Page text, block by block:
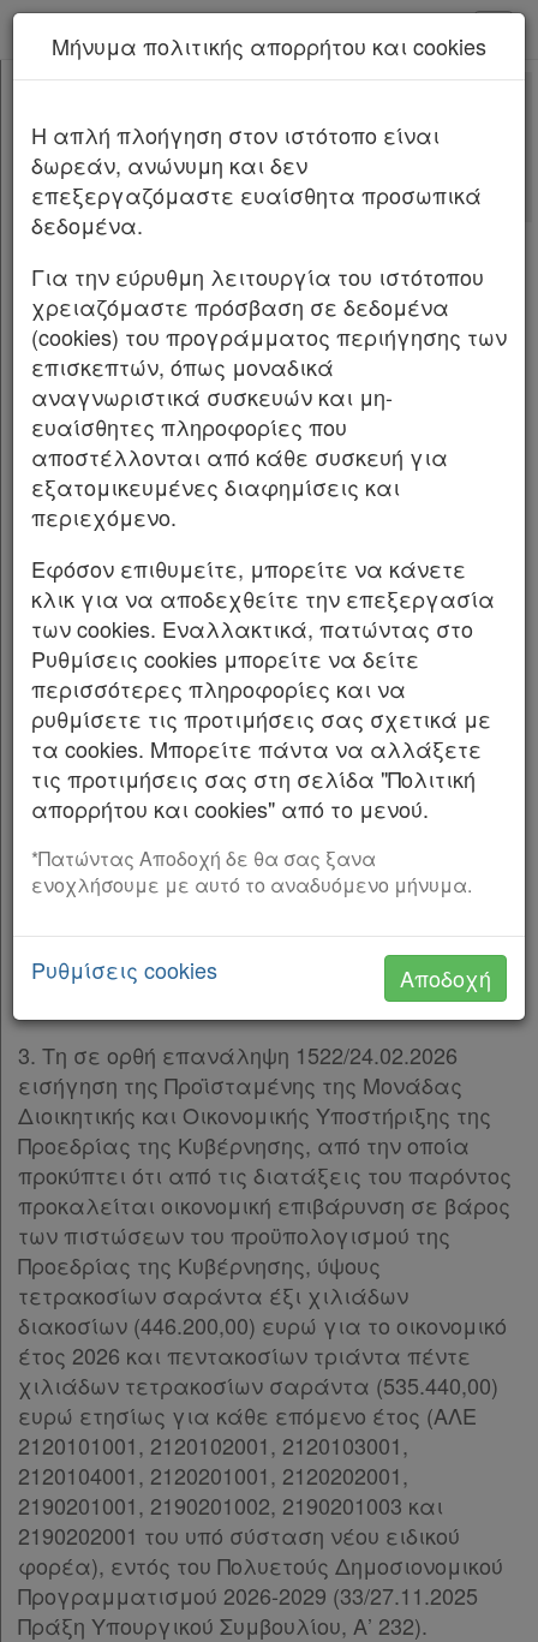
Κεφαλίδα
Σώμα [-]
Άρθρο 1
Άρθρο 2
Άρθρο 4
Άρθρο 5
Υπογραφές
Νέα υπηρεσία Kodiko Assistant.Περισσότερα
Π.Δ. 22/2026
Αλλαγές που επέφερε
ΠΡΟΕΔΡΙΚΟ ΔΙΑΤΑΓΜΑ ΥΠ’ ΑΡΙΘΜ.
63/27.04.2026
Σύσταση Ειδικής Γραμματείας Ορεινών
Περιοχών Τροποποίηση του π.δ. 98/2020
«Οργανισμός της Προεδρίας της Κυβέρνησης»
(Α’ 236).
Ο ΠΡΟΕΔΡΟΣ ΤΗΣ ΕΛΛΗΝΙΚΗΣ ΔΗΜΟΚΡΑΤΙΑΣ
Έχοντας υπόψη: 1. Τις διατάξεις: α) Tων
παρ. 1 έως 3 του άρθρου 20 και της παρ. 7 του
άρθρου 21 του ν. 4622/2019 «Επιτελικό Κράτος:
οργάνωση, λειτουργία και διαφάνεια της
Κυβέρνησης, των κυβερνητικών οργάνων και
της κεντρικής δημόσιας διοίκησης» (Α’ 133),
β) του άρθρου 90 του Κώδικα νομοθεσίας για
την Κυβέρνηση και τα κυβερνητικά όργανα
(π.δ. 63/2005, Α’ 98), το οποίο διατηρήθηκε σε
ισχύ με την περ. 22 του άρθρου 119 του
ν. 4622/2019.
2. Την 102928 ΕΞ 2023/10.07.2023 κοινή
Οικονομικών «Ανάθεση αρμοδιοτήτων στον
Υφυπουργό Οικονομικών, Αθανάσιο Πετραλιά»
3. Τη σε ορθή επανάληψη 1522/24.02.2026
εισήγηση της Προϊσταμένης της Μονάδας
Διοικητικής και Οικονομικής Υποστήριξης της
Προεδρίας της Κυβέρνησης, από την οποία
προκύπτει ότι από τις διατάξεις του παρόντος
προκαλείται οικονομική επιβάρυνση σε βάρος
των πιστώσεων του προϋπολογισμού της
Προεδρίας της Κυβέρνησης, ύψους
τετρακοσίων σαράντα έξι χιλιάδων
διακοσίων (446.200,00) ευρώ για το οικονομικό
έτος 2026 και πεντακοσίων τριάντα πέντε
χιλιάδων τετρακοσίων σαράντα (535.440,00)
ευρώ ετησίως για κάθε επόμενο έτος (ΑΛΕ
2120101001, 2120102001, 2120103001,
2120104001, 2120201001, 2120202001,
2190201001, 2190201002, 2190201003 και
2190202001 του υπό σύσταση νέου ειδικού
φορέα), εντός του Πολυετούς Δημοσιονομικού
Προγραμματισμού 2026-2029 (33/27.11.2025
Πράξη Υπουργικού Συμβουλίου, Α’ 232).
Μήνυμα πολιτικής απορρήτου και cookies
H απλή πλοήγηση στον ιστότοπο είναι
δωρεάν, ανώνυμη και δεν
επεξεργαζόμαστε ευαίσθητα προσωπικά
δεδομένα.
Για την εύρυθμη λειτουργία του ιστότοπου
χρειαζόμαστε πρόσβαση σε δεδομένα
(cookies) του προγράμματος περιήγησης των
επισκεπτών, όπως μοναδικά
αναγνωριστικά συσκευών και μη-
ευαίσθητες πληροφορίες που
αποστέλλονται από κάθε συσκευή για
εξατομικευμένες διαφημίσεις και
περιεχόμενο.
Εφόσον επιθυμείτε, μπορείτε να κάνετε
κλικ για να αποδεχθείτε την επεξεργασία
των cookies. Εναλλακτικά, πατώντας στο
Ρυθμίσεις cookies μπορείτε να δείτε
περισσότερες πληροφορίες και να
ρυθμίσετε τις προτιμήσεις σας σχετικά με
τα cookies. Μπορείτε πάντα να αλλάξετε
τις προτιμήσεις σας στη σελίδα "Πολιτική
απορρήτου και cookies" από το μενού.
*Πατώντας Αποδοχή δε θα σας ξανα
ενοχλήσουμε με αυτό το αναδυόμενο μήνυμα.
Ρυθμίσεις cookies Αποδοχή